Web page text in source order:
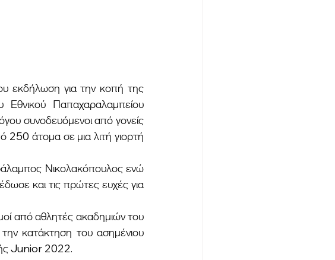
Εθνικού Παπαχαραλαμπείου
συνοδευόμενοι από γονείς
250 άτομα σε μια λιτή γιορτή
και τις πρώτες ευχές για
κατάκτηση του ασημένιου
Junior 2022.